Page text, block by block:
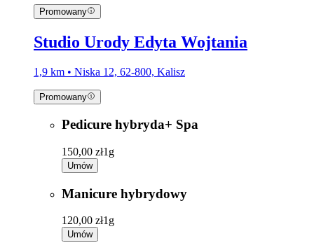
Promowany
Studio Urody Edyta Wojtania
1,9 km • Niska 12, 62-800, Kalisz
Promowany
Pedicure hybryda+ Spa
150,00 zł1g
Umów
Manicure hybrydowy
120,00 zł1g
Umów